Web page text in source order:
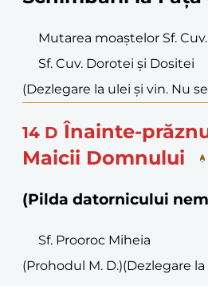
Mutarea moaștelor Sf.
Sf. Cuv. Dorotei și Dositei
(Dezlegare la ulei și vin. Nu
14 D Înainte-
Maicii Domnului
(Pilda datornicului
Sf. Prooroc Miheia
(Prohodul M. D.)(Dezlegare